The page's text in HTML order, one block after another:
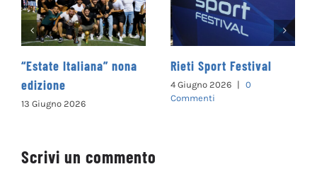
Rieti Sport Festival
4 Giugno 2026
Carnevale di Rieti 2026
28 Febbraio 2026
Scrivi un commento